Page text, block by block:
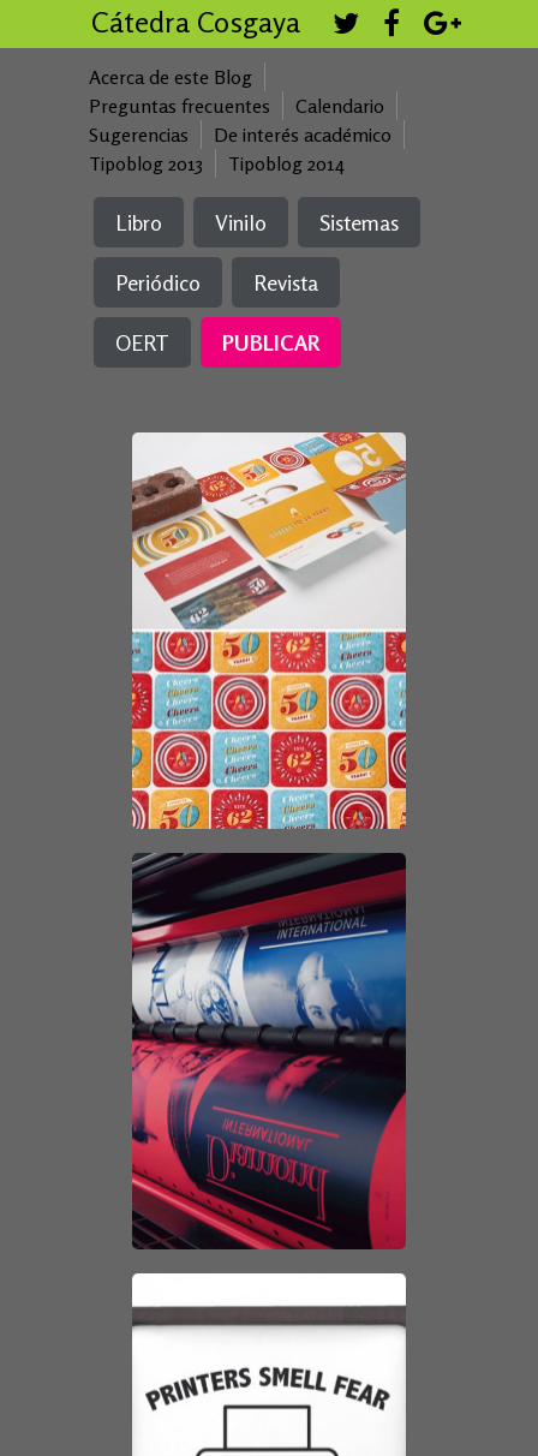
Cátedra Cosgaya
Acerca de este Blog
Preguntas frecuentes
Calendario
Sugerencias
De interés académico
Tipoblog 2013
Tipoblog 2014
Libro Vinilo Sistemas
Periódico Revista
OERT PUBLICAR